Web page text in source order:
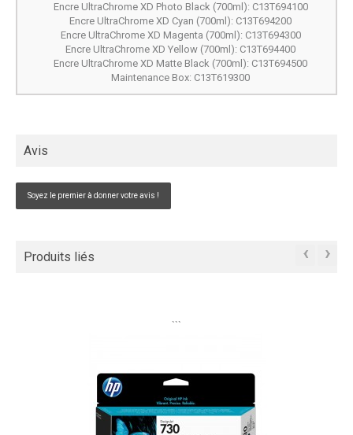
Encre UltraChrome XD Photo Black (700ml): C13T694100
Encre UltraChrome XD Cyan (700ml): C13T694200
Encre UltraChrome XD Magenta (700ml): C13T694300
Encre UltraChrome XD Yellow (700ml): C13T694400
Encre UltraChrome XD Matte Black (700ml): C13T694500
Maintenance Box: C13T619300
Avis
Soyez le premier à donner votre avis !
Produits liés ‹ ›
```